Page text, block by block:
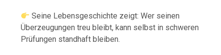
Seine Lebensgeschichte zeigt: Wer seinen
Überzeugungen treu bleibt, kann selbst in schweren
Prüfungen standhaft bleiben.